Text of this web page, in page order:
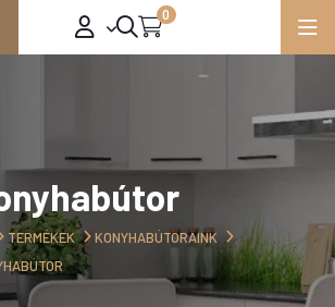
0
TERMÉKEK
KONYHABÚTORAINK